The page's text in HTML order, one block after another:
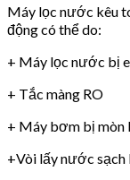
Máy lọc nước kêu
động có thể do:
+ Máy lọc nước bị
+ Tắc màng RO
+ Máy bơm bị mòn
+Vòi lấy nước sạch